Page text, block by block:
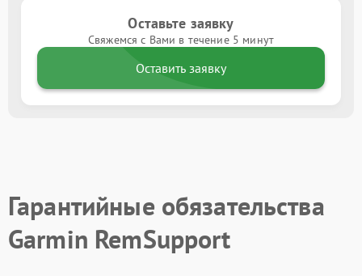
Оставьте заявку
Свяжемся с Вами в течение 5 минут
Оставить заявку
Гарантийные обязательства
Garmin RemSupport